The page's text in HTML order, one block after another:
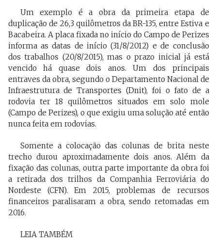
Um exemplo é a obra da primeira etapa de
duplicação de 26,3 quilômetros da BR-135, entre Estiva e
Bacabeira. A placa fixada no início do Campo de Perizes
informa as datas de início (31/8/2012) e de conclusão
dos trabalhos (20/8/2015), mas o prazo inicial já está
vencido há quase dois anos. Um dos principais
entraves da obra, segundo o Departamento Nacional de
Infraestrutura de Transportes (Dnit), foi o fato de a
rodovia ter 18 quilômetros situados em solo mole
(Campo de Perizes), o que exigiu uma solução até então
nunca feita em rodovias.
Somente a colocação das colunas de brita neste
trecho durou aproximadamente dois anos. Além da
fixação das colunas, outra parte importante da obra foi
a retirada dos trilhos da Companhia Ferroviária do
Nordeste (CFN). Em 2015, problemas de recursos
financeiros paralisaram a obra, sendo retomadas em
2016.
LEIA TAMBÉM